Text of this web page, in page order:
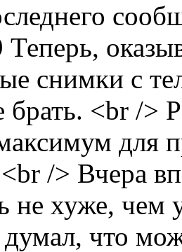
Теперь,
снимки с
брать. <br />
для
/> Вчера
не хуже, чем
что